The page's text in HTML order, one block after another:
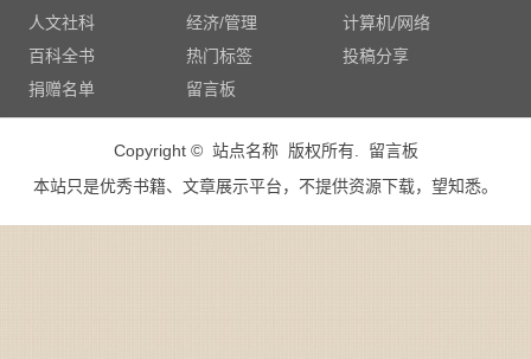
人文社科
经济/管理
计算机/网络
百科全书
热门标签
投稿分享
捐赠名单
留言板
Copyright © 站点名称 版权所有. 留言板
本站只是优秀书籍、文章展示平台，不提供资源下载，望知悉。